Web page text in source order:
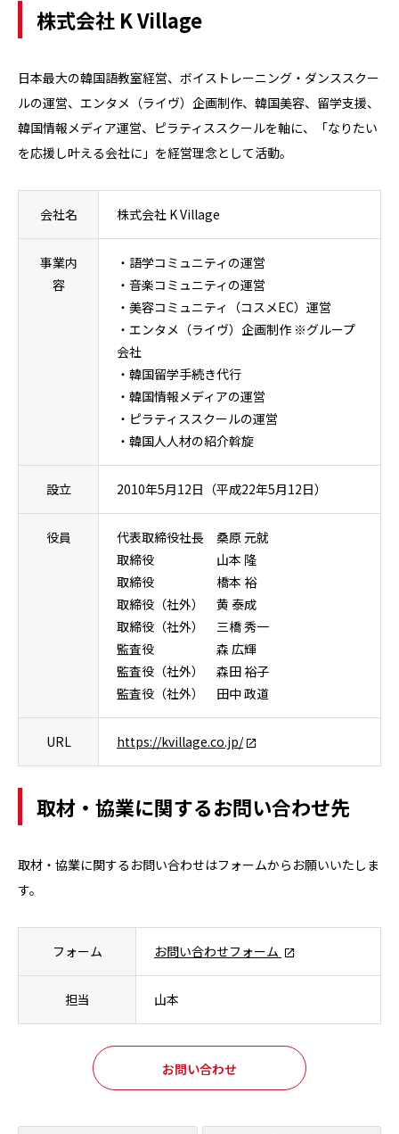
株式会社 K Village
日本最大の韓国語教室経営、ボイストレーニング・ダンススクー
ルの運営、エンタメ（ライヴ）企画制作、韓国美容、留学支援、
韓国情報メディア運営、ピラティススクールを軸に、「なりたい
を応援し叶える会社に」を経営理念として活動。
会社名 株式会社 K Village
事業内
容
・語学コミュニティの運営
・音楽コミュニティの運営
・美容コミュニティ（コスメEC）運営
・エンタメ（ライヴ）企画制作 ※グループ
会社
・韓国留学手続き代行
・韓国情報メディアの運営
・ピラティススクールの運営
・韓国人人材の紹介斡旋
設立 2010年5月12日（平成22年5月12日）
役員
代表取締役社長 桑原 元就
取締役 山本 隆
取締役 橋本 裕
取締役（社外） 黄 泰成
取締役（社外） 三橋 秀一
監査役 森 広輝
監査役（社外） 森田 裕子
監査役（社外） 田中 政道
URL https://kvillage.co.jp/
取材・協業に関するお問い合わせ先
取材・協業に関するお問い合わせはフォームからお願いいたしま
す。
フォーム お問い合わせフォーム
担当 山本
お問い合わせ